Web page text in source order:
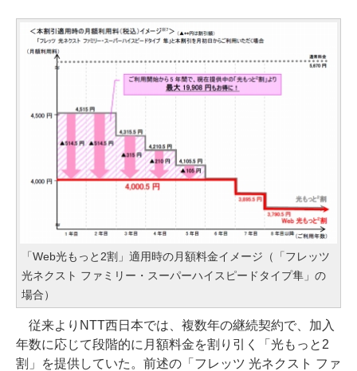
「Web光もっと2割」適用時の月額料金イメージ（「フレッツ
光ネクスト ファミリー・スーパーハイスピードタイプ隼」の
場合）
従来よりNTT西日本では、複数年の継続契約で、加入
年数に応じて段階的に月額料金を割り引く「光もっと2
割」を提供していた。前述の「フレッツ 光ネクスト ファ